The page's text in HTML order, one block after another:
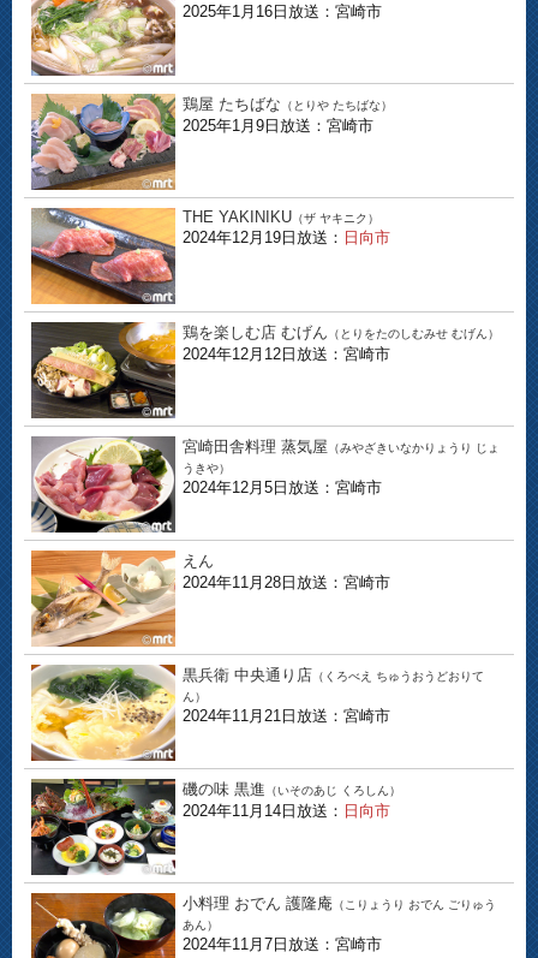
2025年1月16日放送：宮崎市
鶏屋 たちばな （とりや たちばな）
2025年1月9日放送：宮崎市
THE YAKINIKU （ザ ヤキニク）
2024年12月19日放送： 日向市
鶏を楽しむ店 むげん （とりをたのしむみせ むげん）
2024年12月12日放送：宮崎市
宮崎田舎料理 蒸気屋 （みやざきいなかりょうり じょ
うきや）
2024年12月5日放送：宮崎市
えん
2024年11月28日放送：宮崎市
黒兵衛 中央通り店 （くろべえ ちゅうおうどおりて
ん）
2024年11月21日放送：宮崎市
磯の味 黒進 （いそのあじ くろしん）
2024年11月14日放送： 日向市
小料理 おでん 護隆庵 （こりょうり おでん ごりゅう
あん）
2024年11月7日放送：宮崎市